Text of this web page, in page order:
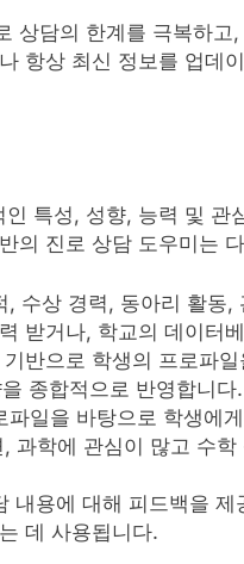
상담의 한계를 극복하
항상 최신 정보를 업데
특성, 성향, 능력 및
의 진로 상담 도우미는
, 수상 경력, 동아리 활동
받거나, 학교의 데이터
반으로 학생의 프로파
종합적으로 반영합니다.
파일을 바탕으로 학생에
과학에 관심이 많고 수
내용에 대해 피드백을
데 사용됩니다.